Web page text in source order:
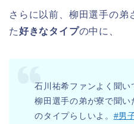
さらに以前、柳田選手の弟
た好きなタイプの中に、
石川祐希ファンよく聞い
柳田選手の弟が寮で聞
のタイプらしいよ。 #男